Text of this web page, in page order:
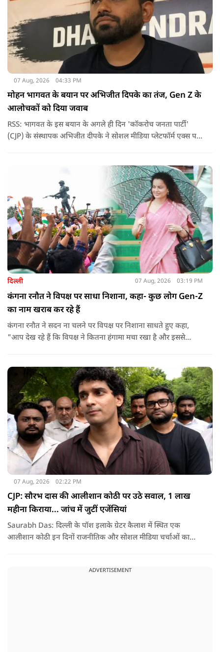
07 Aug, 2026 04:33 PM
मोहन भागवत के बयान पर अभिजीत दिपके का तंज, Gen Z के
आलोचकों को दिया जवाब
RSS: भागवत के इस बयान के अगले ही दिन 'कॉकरोच जनता पार्टी'
(CJP) के संस्थापक अभिजीत दीपके ने सोशल मीडिया प्लेटफॉर्म एक्स पर
दिल्ली 07 Aug, 2026 03:19 PM
कंगना रनौत ने विपक्ष पर साधा निशाना, कहा- कुछ लोग Gen-Z
का नाम खराब कर रहे हैं
कंगना रनौत ने सदन ना चलने पर विपक्ष पर निशाना साधते हुए कहा,
"आप देख रहे हैं कि विपक्ष ने कितना हंगामा मचा रखा है और इससे
देश के सामने साफ हो रही है. और जब हारते हैं, तो रोना रोते हैं."
07 Aug, 2026 02:22 PM
CJP: सौरभ दास की आलीशान कोठी पर उठे सवाल, 1 लाख
महीना किराया... जांच में जुटीं एजेंसियां
Saurabh Das: दिल्ली के पॉश इलाके ग्रेटर कैलाश में स्थित एक
आलीशान कोठी इन दिनों राजनीतिक और सोशल मीडिया चर्चाओं का
ADVERTISEMENT